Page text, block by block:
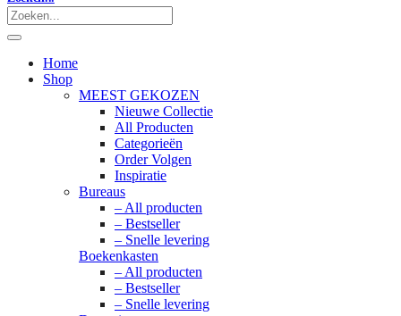
Home
Shop
MEEST GEKOZEN
Nieuwe Collectie
All Producten
Categorieën
Order Volgen
Inspiratie
Bureaus
– All producten
– Bestseller
– Snelle levering
Boekenkasten
– All producten
– Bestseller
– Snelle levering